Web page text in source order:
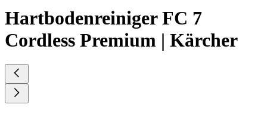
Hartbodenreiniger FC 7
Cordless Premium | Kärcher